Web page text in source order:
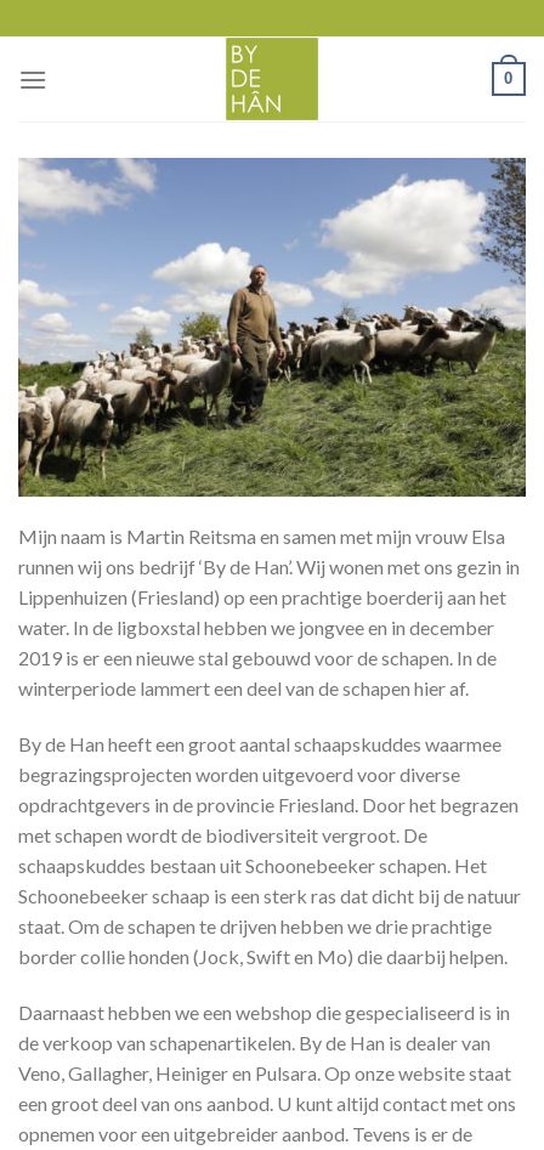
to
content
0
Mijn naam is Martin Reitsma en samen met mijn vrouw Elsa
runnen wij ons bedrijf ‘By de Han’. Wij wonen met ons gezin in
Lippenhuizen (Friesland) op een prachtige boerderij aan het
water. In de ligboxstal hebben we jongvee en in december
2019 is er een nieuwe stal gebouwd voor de schapen. In de
winterperiode lammert een deel van de schapen hier af.
By de Han heeft een groot aantal schaapskuddes waarmee
begrazingsprojecten worden uitgevoerd voor diverse
opdrachtgevers in de provincie Friesland. Door het begrazen
met schapen wordt de biodiversiteit vergroot. De
schaapskuddes bestaan uit Schoonebeeker schapen. Het
Schoonebeeker schaap is een sterk ras dat dicht bij de natuur
staat. Om de schapen te drijven hebben we drie prachtige
border collie honden (Jock, Swift en Mo) die daarbij helpen.
Daarnaast hebben we een webshop die gespecialiseerd is in
de verkoop van schapenartikelen. By de Han is dealer van
Veno, Gallagher, Heiniger en Pulsara. Op onze website staat
een groot deel van ons aanbod. U kunt altijd contact met ons
opnemen voor een uitgebreider aanbod. Tevens is er de